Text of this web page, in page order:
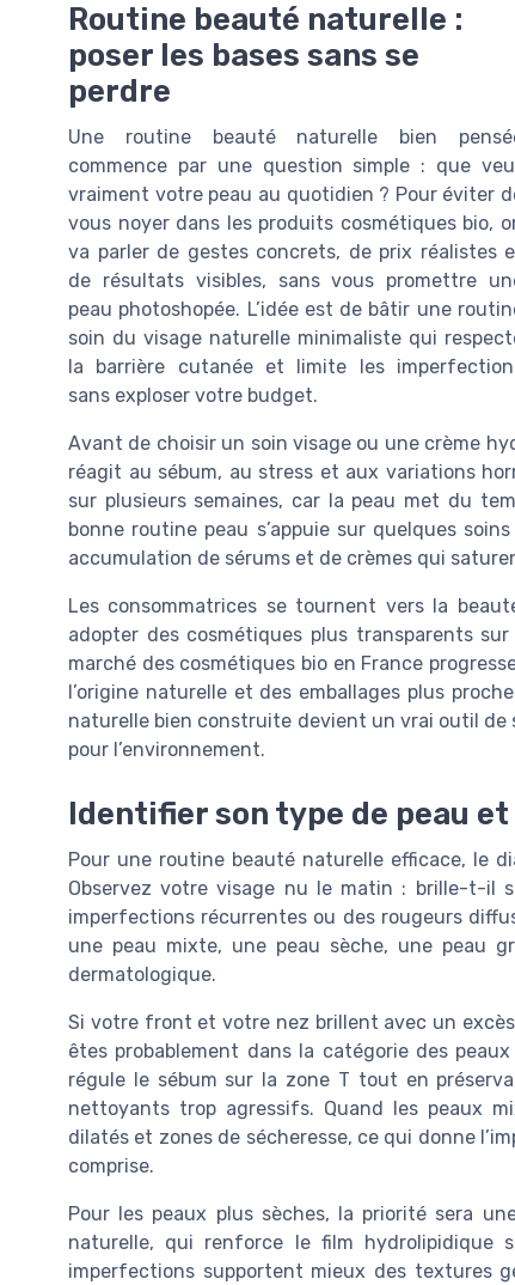
Routine beauté naturelle :
poser les bases sans se
perdre
Une routine beauté naturelle bien
commence par une question simple : que
vraiment votre peau au quotidien ? Pour éviter
vous noyer dans les produits cosmétiques bio,
va parler de gestes concrets, de prix réalistes
de résultats visibles, sans vous promettre
peau photoshopée. L’idée est de bâtir une
soin du visage naturelle minimaliste qui
la barrière cutanée et limite les
sans exploser votre budget.
Avant de choisir un soin visage ou une crème
réagit au sébum, au stress et aux variations
sur plusieurs semaines, car la peau met du
bonne routine peau s’appuie sur quelques
accumulation de sérums et de crèmes qui
Les consommatrices se tournent vers la
adopter des cosmétiques plus transparents
marché des cosmétiques bio en France
l’origine naturelle et des emballages plus
naturelle bien construite devient un vrai outil de
pour l’environnement.
Identifier son type de peau
Pour une routine beauté naturelle efficace, le
Observez votre visage nu le matin : brille-t-il
imperfections récurrentes ou des rougeurs
une peau mixte, une peau sèche, une peau
dermatologique.
Si votre front et votre nez brillent avec un
êtes probablement dans la catégorie des
régule le sébum sur la zone T tout en
nettoyants trop agressifs. Quand les peaux
dilatés et zones de sécheresse, ce qui donne
comprise.
Pour les peaux plus sèches, la priorité sera
naturelle, qui renforce le film hydrolipidique
imperfections supportent mieux des textures